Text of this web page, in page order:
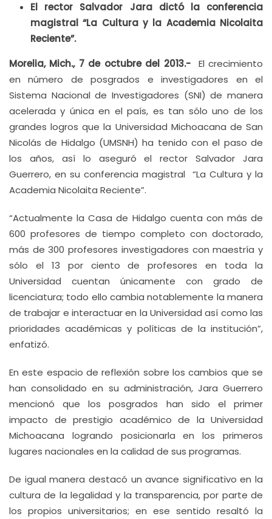
El rector Salvador Jara dictó la conferencia
magistral “La Cultura y la Academia Nicolaita
Reciente”.
Morelia, Mich., 7 de octubre del 2013.-El crecimiento
en número de posgrados e investigadores en el
Sistema Nacional de Investigadores (SNI) de manera
acelerada y única en el país, es tan sólo uno de los
grandes logros que la Universidad Michoacana de San
Nicolás de Hidalgo (UMSNH) ha tenido con el paso de
los años, así lo aseguró el rector Salvador Jara
Guerrero, en su conferencia magistral “La Cultura y la
Academia Nicolaita Reciente”.
“Actualmente la Casa de Hidalgo cuenta con más de
600 profesores de tiempo completo con doctorado,
más de 300 profesores investigadores con maestría y
sólo el 13 por ciento de profesores en toda la
Universidad cuentan únicamente con grado de
licenciatura; todo ello cambia notablemente la manera
de trabajar e interactuar en la Universidad así como las
prioridades académicas y políticas de la institución”,
enfatizó.
En este espacio de reflexión sobre los cambios que se
han consolidado en su administración, Jara Guerrero
mencionó que los posgrados han sido el primer
impacto de prestigio académico de la Universidad
Michoacana logrando posicionarla en los primeros
lugares nacionales en la calidad de sus programas.
De igual manera destacó un avance significativo en la
cultura de la legalidad y la transparencia, por parte de
los propios universitarios; en ese sentido resaltó la